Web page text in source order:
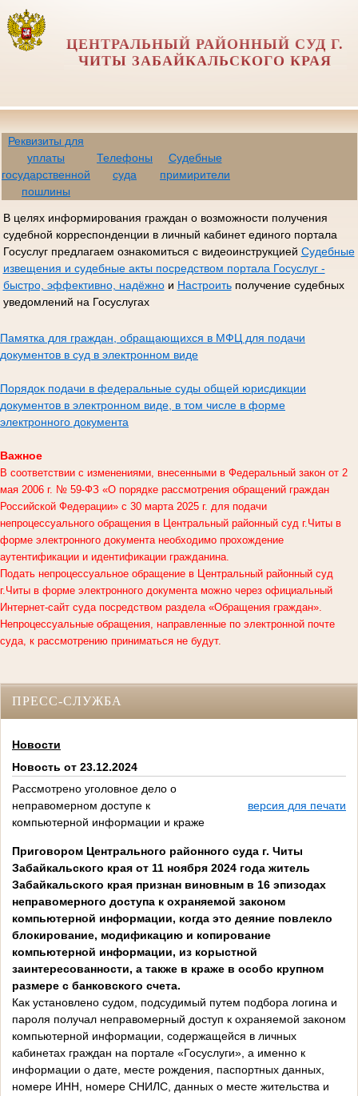
ЦЕНТРАЛЬНЫЙ РАЙОННЫЙ СУД Г.
ЧИТЫ ЗАБАЙКАЛЬСКОГО КРАЯ
Реквизиты для
уплаты
государственной
пошлины
Телефоны
суда
Судебные
примирители
В целях информирования граждан о возможности получения
судебной корреспонденции в личный кабинет единого портала
Госуслуг предлагаем ознакомиться с видеоинструкцией Судебные
извещения и судебные акты посредством портала Госуслуг -
быстро, эффективно, надёжнои Настроитьполучение судебных
уведомлений на Госуслугах
Памятка для граждан, обращающихся в МФЦ для подачи
документов в суд в электронном виде
Порядок подачи в федеральные суды общей юрисдикции
документов в электронном виде, в том числе в форме
электронного документа
Важное
В соответствии с изменениями, внесенными в Федеральный закон от 2
мая 2006 г. № 59-ФЗ «О порядке рассмотрения обращений граждан
Российской Федерации» с 30 марта 2025 г. для подачи
непроцессуального обращения в Центральный районный суд г.Читы в
форме электронного документа необходимо прохождение
аутентификации и идентификации гражданина.
Подать непроцессуальное обращение в Центральный районный суд
г.Читы в форме электронного документа можно через официальный
Интернет-сайт суда посредством раздела «Обращения граждан».
Непроцессуальные обращения, направленные по электронной почте
суда, к рассмотрению приниматься не будут.
ПРЕСС-СЛУЖБА
Новости
Новость от 23.12.2024
Рассмотрено уголовное дело о
неправомерном доступе к
компьютерной информации и краже
версия для печати
Приговором Центрального районного суда г. Читы
Забайкальского края от 11 ноября 2024 года житель
Забайкальского края признан виновным в 16 эпизодах
неправомерного доступа к охраняемой законом
компьютерной информации, когда это деяние повлекло
блокирование, модификацию и копирование
компьютерной информации, из корыстной
заинтересованности, а также в краже в особо крупном
размере с банковского счета.
Как установлено судом, подсудимый путем подбора логина и
пароля получал неправомерный доступ к охраняемой законом
компьютерной информации, содержащейся в личных
кабинетах граждан на портале «Госуслуги», а именно к
информации о дате, месте рождения, паспортных данных,
номере ИНН, номере СНИЛС, данных о месте жительства и